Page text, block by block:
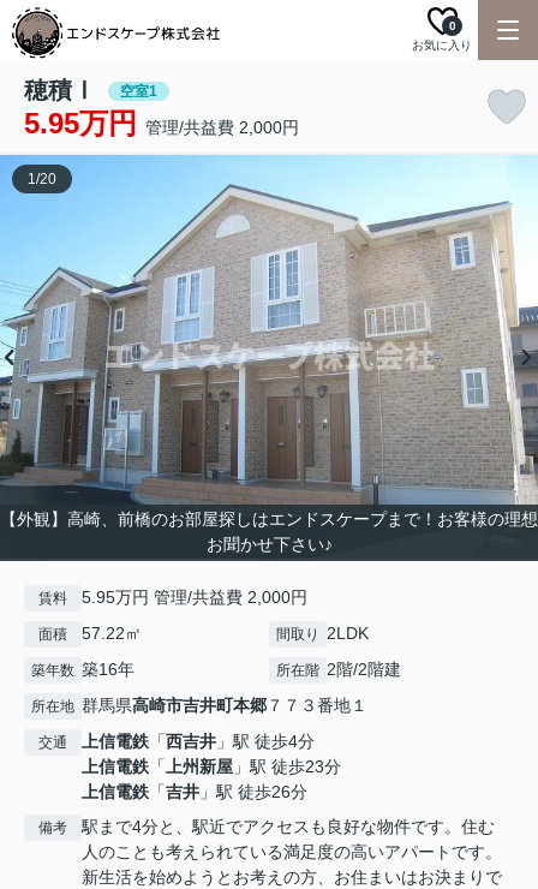
お気に入り
0
穂積Ⅰ 空室1
5.95万円 管理/共益費 2,000円
【外観】高崎、前橋のお部屋探しはエンドスケープまで！お客様の理想
お聞かせ下さい♪
1/20
賃料 5.95万円 管理/共益費 2,000円
面積 57.22㎡ 間取り 2LDK
築年数 築16年 所在階 2階/2階建
所在地 群馬県高崎市吉井町本郷 ７７３番地１
交通 上信電鉄 「西吉井 」駅 徒歩4分
上信電鉄 「上州新屋 」駅 徒歩23分
上信電鉄 「吉井 」駅 徒歩26分
備考
駅まで4分と、駅近でアクセスも良好な物件です。住む
人のことも考えられている満足度の高いアパートです。
新生活を始めようとお考えの方、お住まいはお決まりで